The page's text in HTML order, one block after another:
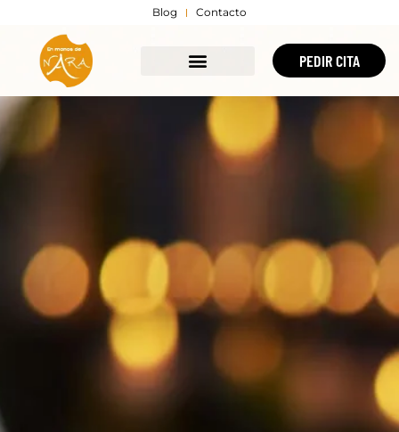
Blog Contacto
PEDIR CITA